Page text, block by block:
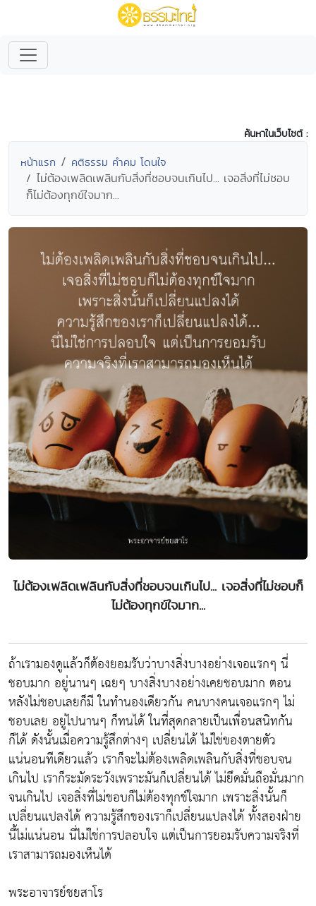
ค้นหาในเว็บไซต์ :
หน้าแรก คติธรรม คำคม โดนใจ
ไม่ต้องเพลิดเพลินกับสิ่งที่ชอบจนเกินไป... เจอสิ่งที่ไม่ชอบ
ก็ไม่ต้องทุกข์ใจมาก...
ไม่ต้องเพลิดเพลินกับสิ่งที่ชอบจนเกินไป... เจอสิ่งที่ไม่ชอบก็
ไม่ต้องทุกข์ใจมาก...
ถ้าเรามองดูแล้วก็ต้องยอมรับว่าบางสิ่งบางอย่างเจอแรกๆ นี่
ชอบมาก อยู่นานๆ เฉยๆ บางสิ่งบางอย่างเคยชอบมาก ตอน
หลังไม่ชอบเลยก็มี ในทำนองเดียวกัน คนบางคนเจอแรกๆ ไม่
ชอบเลย อยู่ไปนานๆ ก็ทนได้ ในที่สุดกลายเป็นเพื่อนสนิทกัน
ก็ได้ ดังนั้นเมื่อความรู้สึกต่างๆ เปลี่ยนได้ ไม่ใช่ของตายตัว
แน่นอนทีเดียวแล้ว เราก็จะไม่ต้องเพลิดเพลินกับสิ่งที่ชอบจน
เกินไป เราก็ระมัดระวังเพราะมันก็เปลี่ยนได้ ไม่ยึดมั่นถือมั่นมาก
จนเกินไป เจอสิ่งที่ไม่ชอบก็ไม่ต้องทุกข์ใจมาก เพราะสิ่งนั้นก็
เปลี่ยนแปลงได้ ความรู้สึกของเราก็เปลี่ยนแปลงได้ ทั้งสองฝ่าย
นี้ไม่แน่นอน นี่ไม่ใช่การปลอบใจ แต่เป็นการยอมรับความจริงที่
เราสามารถมองเห็นได้
พระอาจารย์ชยสาโร